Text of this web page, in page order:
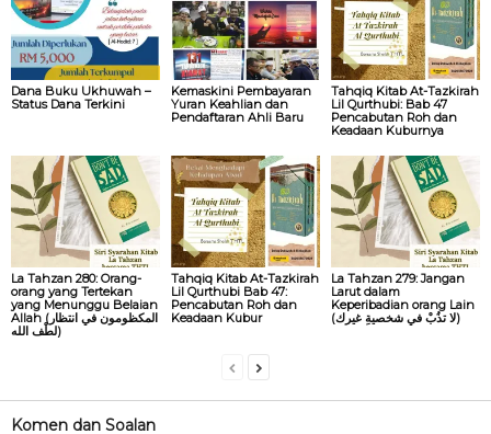
Dana Buku Ukhuwah –
Status Dana Terkini
Kemaskini Pembayaran
Yuran Keahlian dan
Pendaftaran Ahli Baru
Tahqiq Kitab At-Tazkirah
Lil Qurthubi: Bab 47
Pencabutan Roh dan
Keadaan Kuburnya
La Tahzan 280: Orang-
orang yang Tertekan
yang Menunggu Belaian
Allah (المكظومون في انتظار
لطْف الله)
Tahqiq Kitab At-Tazkirah
Lil Qurthubi Bab 47:
Pencabutan Roh dan
Keadaan Kubur
La Tahzan 279: Jangan
Larut dalam
Keperibadian orang Lain
(لا تذُبْ في شخصيةِ غيرك)
Komen dan Soalan